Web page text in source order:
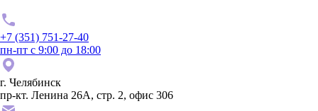
+7 (351) 751-27-40
пн-пт с 9:00 до 18:00
г. Челябинск
пр-кт. Ленина 26А, стр. 2, офис 306